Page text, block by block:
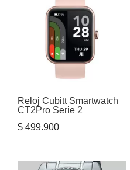
Reloj Cubitt Smartwatch
CT2Pro Serie 2
$ 499.900